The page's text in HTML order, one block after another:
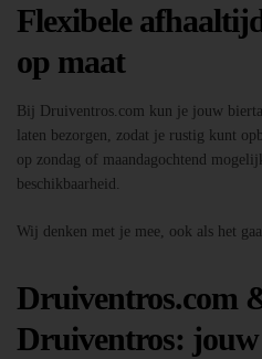
Flexibele
op maat
Bij Druiventros.com kun je jouw
laten bezorgen, zodat je rustig kunt
op zondag of maandagochtend
beschikbaarheid.
Wij denken met je mee, ook als het
Druiventros.com
Druiventros: